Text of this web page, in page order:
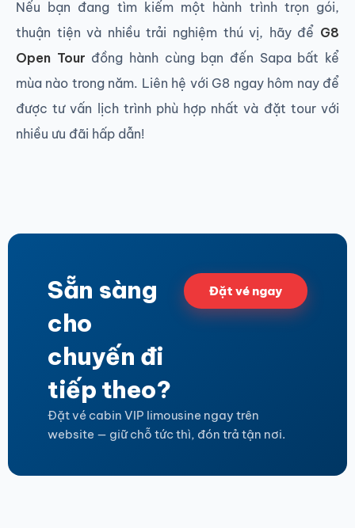
Nếu bạn đang tìm kiếm một hành trình trọn gói,
thuận tiện và nhiều trải nghiệm thú vị, hãy để G8
Open Tour đồng hành cùng bạn đến Sapa bất kể
mùa nào trong năm. Liên hệ với G8 ngay hôm nay để
được tư vấn lịch trình phù hợp nhất và đặt tour với
nhiều ưu đãi hấp dẫn!
Sẵn sàng
cho
chuyến đi
tiếp theo?
Đặt vé ngay
Đặt vé cabin VIP limousine ngay trên
website — giữ chỗ tức thì, đón trả tận nơi.